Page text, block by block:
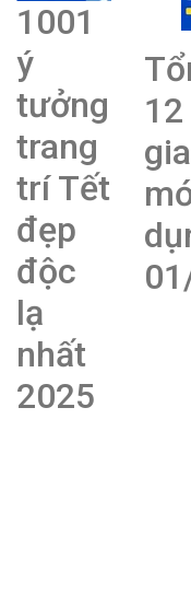
1001
ý
tưởng
trang
trí Tết
đẹp
độc
lạ
nhất
2025